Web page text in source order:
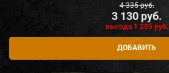
4 335 руб.
3 130 руб.
выгода 1 205 руб.
ДОБАВИТЬ